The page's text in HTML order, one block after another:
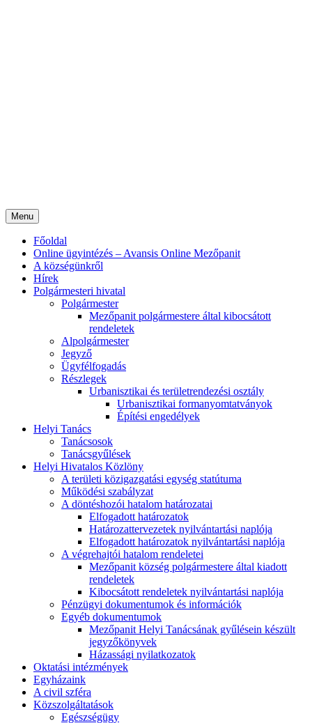
Menu
Főoldal
Online ügyintézés – Avansis Online Mezőpanit
A községünkről
Hírek
Polgármesteri hivatal
Polgármester
Mezőpanit polgármestere által kibocsátott
rendeletek
Alpolgármester
Jegyző
Ügyfélfogadás
Részlegek
Urbanisztikai és területrendezési osztály
Urbanisztikai formanyomtatványok
Építési engedélyek
Helyi Tanács
Tanácsosok
Tanácsgyűlések
Helyi Hivatalos Közlöny
A területi közigazgatási egység statútuma
Működési szabályzat
A döntéshozói hatalom határozatai
Elfogadott határozatok
Határozattervezetek nyilvántartási naplója
Elfogadott határozatok nyilvántartási naplója
A végrehajtói hatalom rendeletei
Mezőpanit község polgármestere által kiadott
rendeletek
Kibocsátott rendeletek nyilvántartási naplója
Pénzügyi dokumentumok és információk
Egyéb dokumentumok
Mezőpanit Helyi Tanácsának gyűlésein készült
jegyzőkönyvek
Házassági nyilatkozatok
Oktatási intézmények
Egyházaink
A civil szféra
Közszolgáltatások
Egészségügy